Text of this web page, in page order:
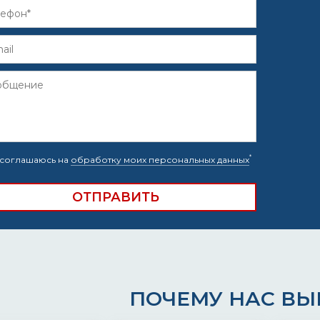
на обработку моих персональных данных*
ПОЧЕМУ НАС